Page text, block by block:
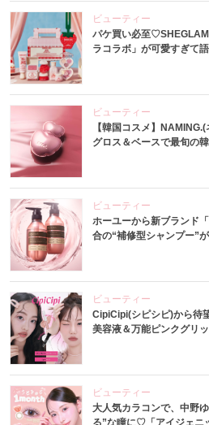
ビューティー
パケ買い必至
ラコラボ」が可愛すぎて
ビューティー
【韓国コスメ】
グロス＆ベースで最旬の
ビューティー
ホーユーから新ブランド
合の“補修型シャンプー”
ビューティー
CipiCipi(シピシピ)から待
美容液＆万能ピンクグリ
ビューティー
大人気カラコンで、中野
る”な瞳に♡「アイジェニ